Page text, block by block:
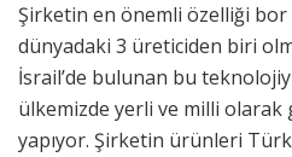
Şirketin en önemli özelliği
dünyadaki 3 üreticiden biri
İsrail’de bulunan bu
ülkemizde yerli ve milli
yapıyor. Şirketin ürünleri